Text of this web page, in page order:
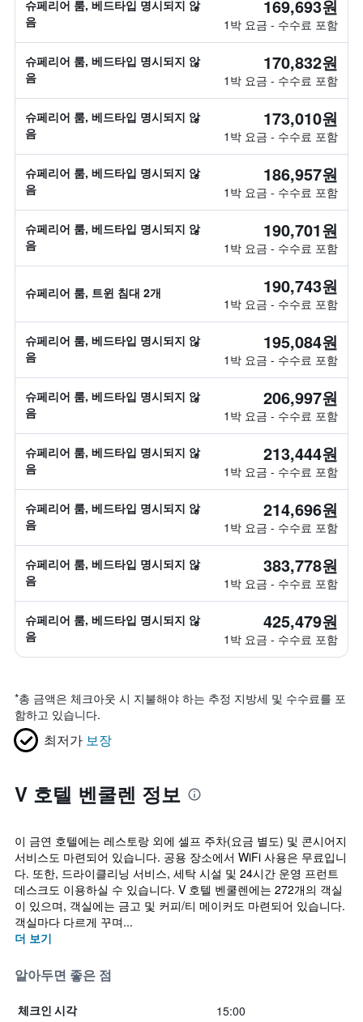
슈페리어 룸, 베드타입 명시되지 않
음
169,693원
1박 요금 - 수수료 포함
슈페리어 룸, 베드타입 명시되지 않
음
170,832원
1박 요금 - 수수료 포함
슈페리어 룸, 베드타입 명시되지 않
음
173,010원
1박 요금 - 수수료 포함
슈페리어 룸, 베드타입 명시되지 않
음
186,957원
1박 요금 - 수수료 포함
슈페리어 룸, 베드타입 명시되지 않
음
190,701원
1박 요금 - 수수료 포함
슈페리어 룸, 트윈 침대 2개 190,743원
1박 요금 - 수수료 포함
슈페리어 룸, 베드타입 명시되지 않
음
195,084원
1박 요금 - 수수료 포함
슈페리어 룸, 베드타입 명시되지 않
음
206,997원
1박 요금 - 수수료 포함
슈페리어 룸, 베드타입 명시되지 않
음
213,444원
1박 요금 - 수수료 포함
슈페리어 룸, 베드타입 명시되지 않
음
214,696원
1박 요금 - 수수료 포함
슈페리어 룸, 베드타입 명시되지 않
음
383,778원
1박 요금 - 수수료 포함
슈페리어 룸, 베드타입 명시되지 않
음
425,479원
1박 요금 - 수수료 포함
*총 금액은 체크아웃 시 지불해야 하는 추정 지방세 및 수수료를 포
함하고 있습니다.
최저가 보장
V 호텔 벤쿨렌 정보
이 금연 호텔에는 레스토랑 외에 셀프 주차(요금 별도) 및 콘시어지
서비스도 마련되어 있습니다. 공용 장소에서 WiFi 사용은 무료입니
다. 또한, 드라이클리닝 서비스, 세탁 시설 및 24시간 운영 프런트
데스크도 이용하실 수 있습니다. V 호텔 벤쿨렌에는 272개의 객실
이 있으며, 객실에는 금고 및 커피/티 메이커도 마련되어 있습니다.
객실마다 다르게 꾸며...
더 보기
알아두면 좋은 점
체크인 시각 15:00